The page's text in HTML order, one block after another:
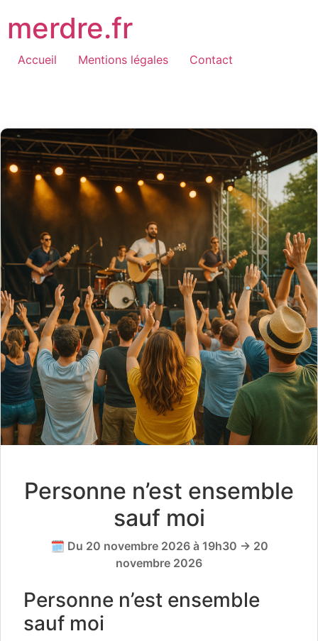
au
contenu
merdre.fr
Accueil Mentions légales Contact
Personne n’est ensemble
sauf moi
🗓️ Du 20 novembre 2026 à 19h30 → 20
novembre 2026
Personne n’est ensemble
sauf moi